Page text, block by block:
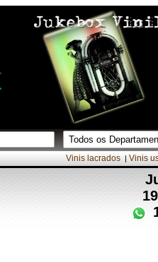
Vinis lacrados | Vinis